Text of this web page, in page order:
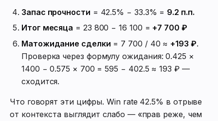
Запас прочности = 42.5% − 33.3% = 9.2 п.п.
Итог месяца = 23 800 − 16 100 = +7 700 ₽
Матожидание сделки = 7 700 / 40 ≈ +193 ₽.
Проверка через формулу ожидания: 0.425 ×
1400 − 0.575 × 700 = 595 − 402.5 ≈ 193 ₽ —
сходится.
Что говорят эти цифры. Win rate 42.5% в отрыве
от контекста выглядит слабо — «прав реже, чем